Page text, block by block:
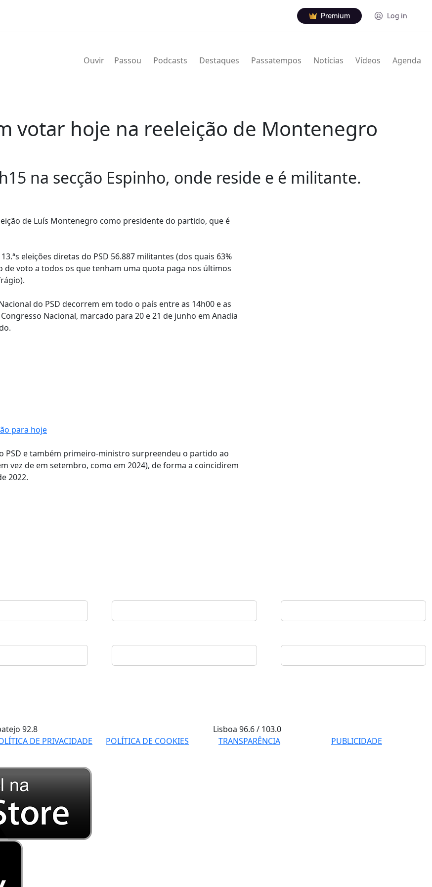
Premium Log in
Ouvir Passou Podcasts Destaques Passatempos Notícias Vídeos Agenda
votar hoje na reeleição de Montenegro
na secção Espinho, onde reside e é militante.
de Luís Montenegro como presidente do partido, que é
eleições diretas do PSD 56.887 militantes (dos quais 63%
voto a todos os que tenham uma quota paga nos últimos
do PSD decorrem em todo o país entre as 14h00 e as
Nacional, marcado para 20 e 21 de junho em Anadia
para hoje
PSD e também primeiro-ministro surpreendeu o partido ao
vez de em setembro, como em 2024), de forma a coincidirem
2022.
92.8 Lisboa96.6 / 103.0
DE PRIVACIDADE POLÍTICA DE COOKIES TRANSPARÊNCIA
PUBLICIDADE